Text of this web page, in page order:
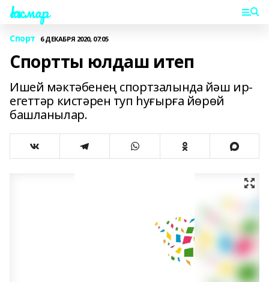
Һаҡмар
Спорт 6 ДЕКАБРЯ 2020, 07:05
Спортты юлдаш итеп
Ишей мәктәбенең спортзалында йәш ир-
егеттәр кистәрен туп һуғырға йөрөй
башланылар.